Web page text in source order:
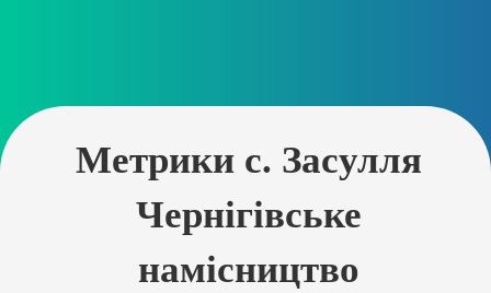
Метрики с. Засулля
Чернігівське
намісництво